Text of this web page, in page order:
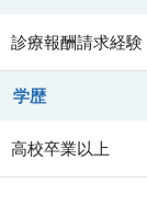
診療報酬請求経験
学歴
高校卒業以上